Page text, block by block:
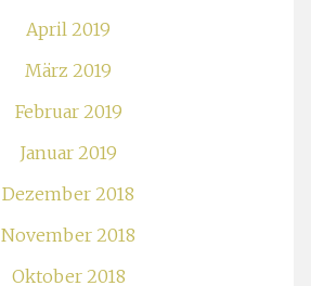
April 2019
März 2019
Februar 2019
Januar 2019
Dezember 2018
November 2018
Oktober 2018